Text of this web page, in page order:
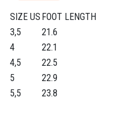
SIZE US FOOT LENGTH
3,5
21.6
4
22.1
4,5
22.5
5
22.9
5,5
23.8